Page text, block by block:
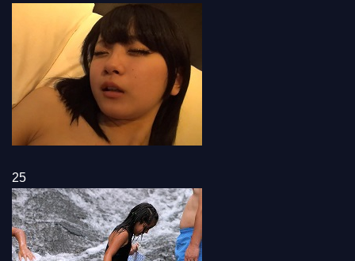
25